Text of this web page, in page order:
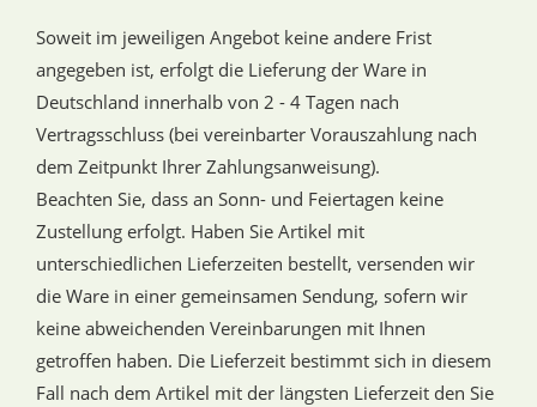
Soweit im jeweiligen Angebot keine andere Frist
angegeben ist, erfolgt die Lieferung der Ware in
Deutschland innerhalb von 2 - 4 Tagen nach
Vertragsschluss (bei vereinbarter Vorauszahlung nach
dem Zeitpunkt Ihrer Zahlungsanweisung).
Beachten Sie, dass an Sonn- und Feiertagen keine
Zustellung erfolgt. Haben Sie Artikel mit
unterschiedlichen Lieferzeiten bestellt, versenden wir
die Ware in einer gemeinsamen Sendung, sofern wir
keine abweichenden Vereinbarungen mit Ihnen
getroffen haben. Die Lieferzeit bestimmt sich in diesem
Fall nach dem Artikel mit der längsten Lieferzeit den Sie